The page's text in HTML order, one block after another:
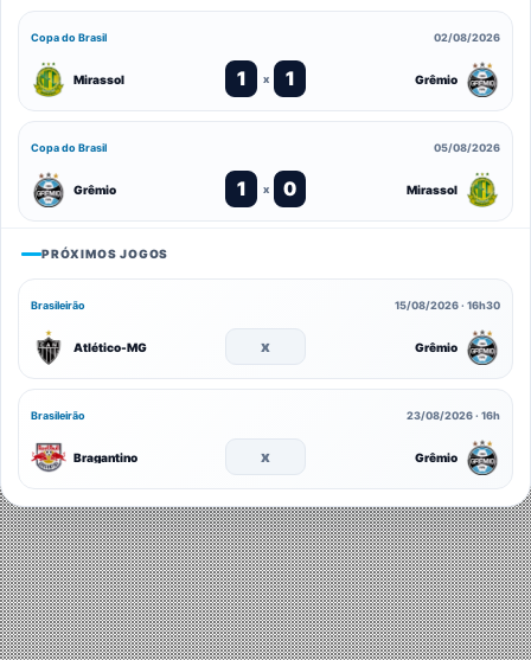
Copa do Brasil 02/08/2026
Mirassol 1 x 1 Grêmio
Copa do Brasil 05/08/2026
Grêmio 1 x 0 Mirassol
PRÓXIMOS JOGOS
Brasileirão 15/08/2026 · 16h30
Atlético-MG x Grêmio
Brasileirão 23/08/2026 · 16h
Bragantino x Grêmio